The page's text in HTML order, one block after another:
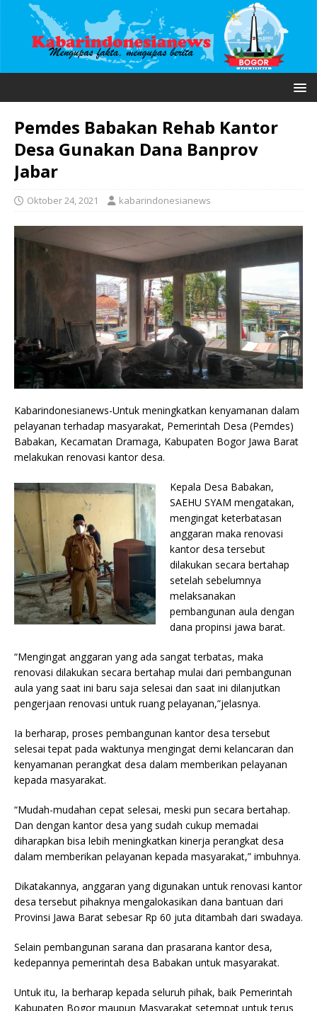
Pemdes Babakan Rehab Kantor
Desa Gunakan Dana Banprov
Jabar
Oktober 24, 2021 kabarindonesianews
Kabarindonesianews-Untuk meningkatkan kenyamanan dalam
pelayanan terhadap masyarakat, Pemerintah Desa (Pemdes)
Babakan, Kecamatan Dramaga, Kabupaten Bogor Jawa Barat
melakukan renovasi kantor desa.
Kepala Desa Babakan,
SAEHU SYAM mengatakan,
mengingat keterbatasan
anggaran maka renovasi
kantor desa tersebut
dilakukan secara bertahap
setelah sebelumnya
melaksanakan
pembangunan aula dengan
dana propinsi jawa barat.
“Mengingat anggaran yang ada sangat terbatas, maka
renovasi dilakukan secara bertahap mulai dari pembangunan
aula yang saat ini baru saja selesai dan saat ini dilanjutkan
pengerjaan renovasi untuk ruang pelayanan,”jelasnya.
Ia berharap, proses pembangunan kantor desa tersebut
selesai tepat pada waktunya mengingat demi kelancaran dan
kenyamanan perangkat desa dalam memberikan pelayanan
kepada masyarakat.
“Mudah-mudahan cepat selesai, meski pun secara bertahap.
Dan dengan kantor desa yang sudah cukup memadai
diharapkan bisa lebih meningkatkan kinerja perangkat desa
dalam memberikan pelayanan kepada masyarakat,” imbuhnya.
Dikatakannya, anggaran yang digunakan untuk renovasi kantor
desa tersebut pihaknya mengalokasikan dana bantuan dari
Provinsi Jawa Barat sebesar Rp 60 juta ditambah dari swadaya.
Selain pembangunan sarana dan prasarana kantor desa,
kedepannya pemerintah desa Babakan untuk masyarakat.
Untuk itu, Ia berharap kepada seluruh pihak, baik Pemerintah
Kabupaten Bogor maupun Masyarakat setempat untuk terus